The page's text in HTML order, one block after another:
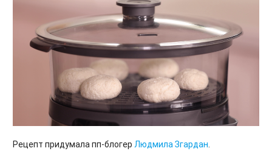
Рецепт придумала пп-блогер Людмила Згардан.